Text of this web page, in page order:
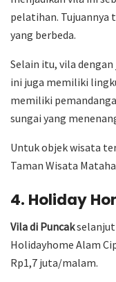
pelatihan. Tujuannya
yang berbeda.
Selain itu, vila
ini juga memiliki
memiliki
sungai yang
Untuk objek wisata
Taman Wisata
4. Holiday
Vila di Puncak
Holidayhome Alam
Rp1,7 juta/malam.